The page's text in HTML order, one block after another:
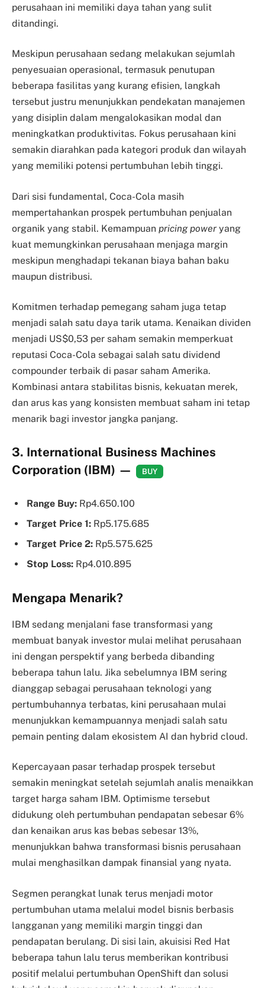
perusahaan ini memiliki daya tahan yang sulit
ditandingi.
Meskipun perusahaan sedang melakukan sejumlah
penyesuaian operasional, termasuk penutupan
beberapa fasilitas yang kurang efisien, langkah
tersebut justru menunjukkan pendekatan manajemen
yang disiplin dalam mengalokasikan modal dan
meningkatkan produktivitas. Fokus perusahaan kini
semakin diarahkan pada kategori produk dan wilayah
yang memiliki potensi pertumbuhan lebih tinggi.
Dari sisi fundamental, Coca-Cola masih
mempertahankan prospek pertumbuhan penjualan
organik yang stabil. Kemampuan pricing power yang
kuat memungkinkan perusahaan menjaga margin
meskipun menghadapi tekanan biaya bahan baku
maupun distribusi.
Komitmen terhadap pemegang saham juga tetap
menjadi salah satu daya tarik utama. Kenaikan dividen
menjadi US$0,53 per saham semakin memperkuat
reputasi Coca-Cola sebagai salah satu dividend
compounder terbaik di pasar saham Amerika.
Kombinasi antara stabilitas bisnis, kekuatan merek,
dan arus kas yang konsisten membuat saham ini tetap
menarik bagi investor jangka panjang.
3. International Business Machines
Corporation (IBM) — BUY
Range Buy: Rp4.650.100
Target Price 1: Rp5.175.685
Target Price 2: Rp5.575.625
Stop Loss: Rp4.010.895
Mengapa Menarik?
IBM sedang menjalani fase transformasi yang
membuat banyak investor mulai melihat perusahaan
ini dengan perspektif yang berbeda dibanding
beberapa tahun lalu. Jika sebelumnya IBM sering
dianggap sebagai perusahaan teknologi yang
pertumbuhannya terbatas, kini perusahaan mulai
menunjukkan kemampuannya menjadi salah satu
pemain penting dalam ekosistem AI dan hybrid cloud.
Kepercayaan pasar terhadap prospek tersebut
semakin meningkat setelah sejumlah analis menaikkan
target harga saham IBM. Optimisme tersebut
didukung oleh pertumbuhan pendapatan sebesar 6%
dan kenaikan arus kas bebas sebesar 13%,
menunjukkan bahwa transformasi bisnis perusahaan
mulai menghasilkan dampak finansial yang nyata.
Segmen perangkat lunak terus menjadi motor
pertumbuhan utama melalui model bisnis berbasis
langganan yang memiliki margin tinggi dan
pendapatan berulang. Di sisi lain, akuisisi Red Hat
beberapa tahun lalu terus memberikan kontribusi
positif melalui pertumbuhan OpenShift dan solusi